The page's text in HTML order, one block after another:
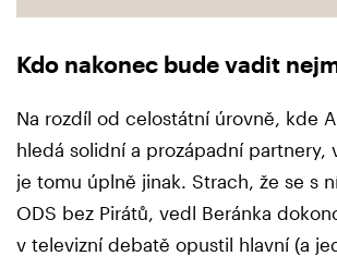
Kdo nakonec bude vadit
Na rozdíl od celostátní úrovně, kde
hledá solidní a prozápadní partnery,
je tomu úplně jinak. Strach, že se s
ODS bez Pirátů, vedl Beránka
v televizní debatě opustil hlavní (a